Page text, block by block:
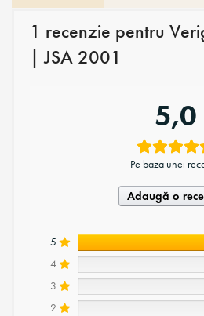
1 recenzie pentru
| JSA 2001
5,0
Pe baza unei
Adaugă o
5
4
3
2